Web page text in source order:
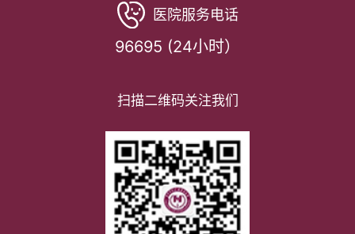
医院服务电话
96695 (24小时）
扫描二维码关注我们